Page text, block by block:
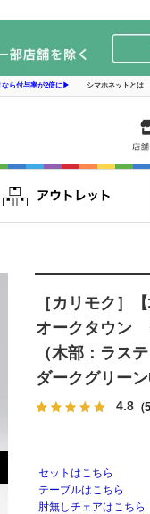
なら付与率が2倍に▶ シマホネットとは
［カリモク］
オークタウン
（木部：ラス
ダークグリーン
4.8（5
セットはこちら
テーブルはこちら
肘無しチェアはこちら